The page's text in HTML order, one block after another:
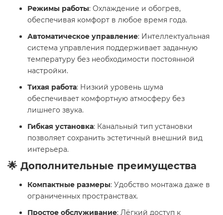
Режимы работы: Охлаждение и обогрев,
обеспечивая комфорт в любое время года.
Автоматическое управление: Интеллектуальная
система управления поддерживает заданную
температуру без необходимости постоянной
настройки.
Тихая работа: Низкий уровень шума
обеспечивает комфортную атмосферу без
лишнего звука.
Гибкая установка: Канальный тип установки
позволяет сохранить эстетичный внешний вид
интерьера.
🌟 Дополнительные преимущества
Компактные размеры: Удобство монтажа даже в
ограниченных пространствах.
Простое обслуживание: Лёгкий доступ к